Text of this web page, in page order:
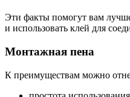
Эти факты помогут вам
и использовать клей для
Монтажная пена
К преимуществам можно